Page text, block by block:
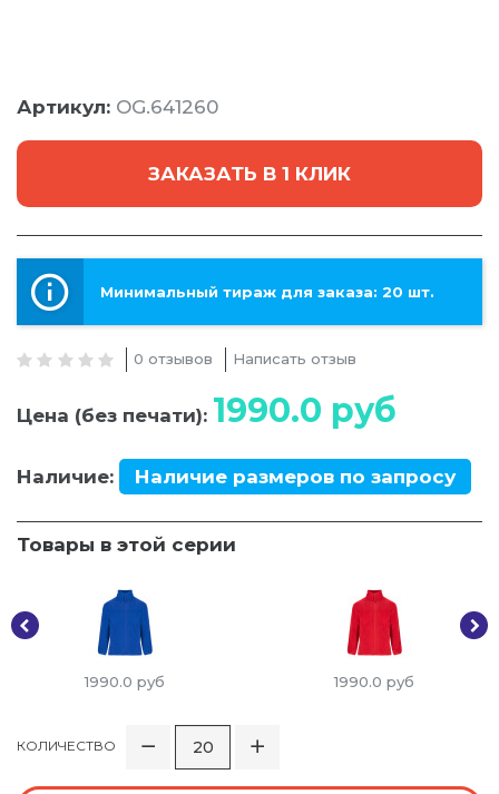
Артикул: OG.641260
ЗАКАЗАТЬ В 1 КЛИК
Минимальный тираж для заказа: 20 шт.
0 отзывов Написать отзыв
Цена (без печати): 1990.0 руб
Наличие: Наличие размеров по запросу
Товары в этой серии
1990.0 руб 1990.0 руб
КОЛИЧЕСТВО